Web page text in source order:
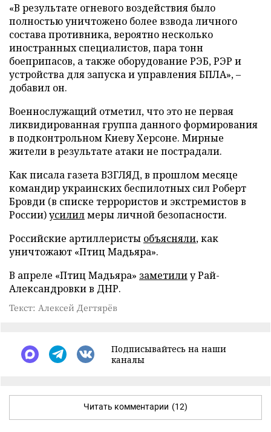
«В результате огневого воздействия было
полностью уничтожено более взвода личного
состава противника, вероятно несколько
иностранных специалистов, пара тонн
боеприпасов, а также оборудование РЭБ, РЭР и
устройства для запуска и управления БПЛА», –
добавил он.
Военнослужащий отметил, что это не первая
ликвидированная группа данного формирования
в подконтрольном Киеву Херсоне. Мирные
жители в результате атаки не пострадали.
Как писала газета ВЗГЛЯД, в прошлом месяце
командир украинских беспилотных сил Роберт
Бровди (в списке террористов и экстремистов в
России)усилилмеры личной безопасности.
Российские артиллеристы объясняли, как
уничтожают «Птиц Мадьяра».
В апреле «Птиц Мадьяра» заметилиу Рай-
Александровки в ДНР.
Текст: Алексей Дегтярёв
Подписывайтесь на наши
каналы
Читать комментарии (12)